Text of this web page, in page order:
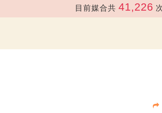
目前媒合共 41,226 次，